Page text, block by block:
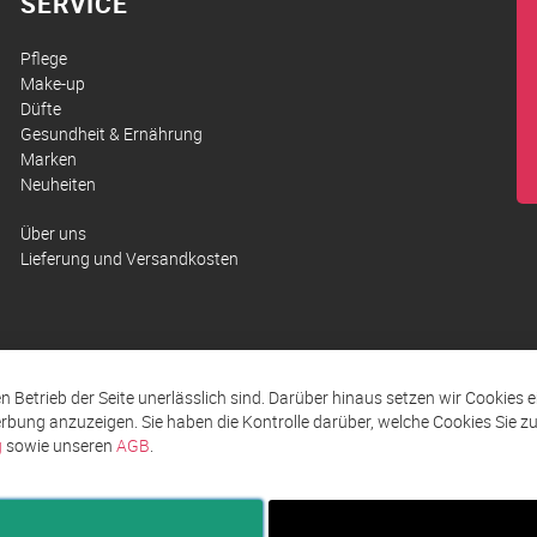
Pflege
Make-up
Düfte
Gesundheit & Ernährung
Marken
Neuheiten
Über uns
Lieferung und Versandkosten
Betrieb der Seite unerlässlich sind. Darüber hinaus setzen wir Cookies
anzuzeigen. Sie haben die Kontrolle darüber, welche Cookies Sie
sowie unserenAGB.